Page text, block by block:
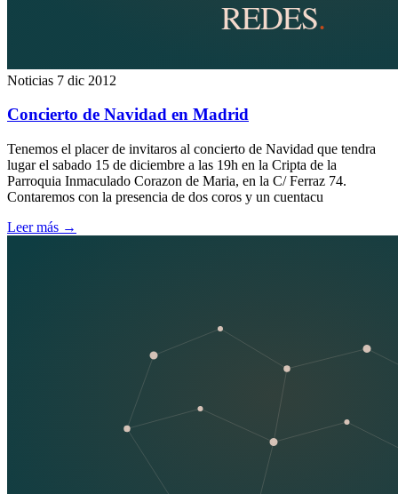
Noticias 7 dic 2012
Concierto de Navidad en Madrid
Tenemos el placer de invitaros al concierto de Navidad que tendra
lugar el sabado 15 de diciembre a las 19h en la Cripta de la
Parroquia Inmaculado Corazon de Maria, en la C/ Ferraz 74.
Contaremos con la presencia de dos coros y un cuentacu
Leer más →